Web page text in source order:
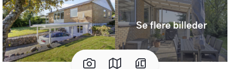
Se flere billeder